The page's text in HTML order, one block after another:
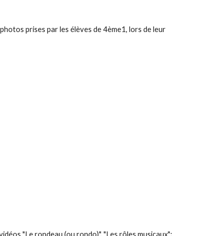
prises par les élèves de 4ème1, lors de leur
"Le rondeau (ou rondo)", "Les rôles musicaux":